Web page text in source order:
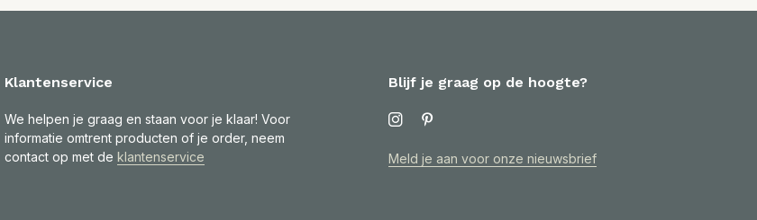
Klantenservice
We helpen je graag en staan voor je klaar! Voor
informatie omtrent producten of je order, neem
contact op met de klantenservice
Blijf je graag op de hoogte?
Meld je aan voor onze nieuwsbrief